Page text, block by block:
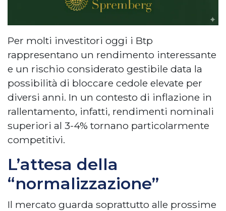
Per molti investitori oggi i Btp
rappresentano un rendimento interessante
e un rischio considerato gestibile data la
possibilità di bloccare cedole elevate per
diversi anni. In un contesto di inflazione in
rallentamento, infatti, rendimenti nominali
superiori al 3-4% tornano particolarmente
competitivi.
L’attesa della
“normalizzazione”
Il mercato guarda soprattutto alle prossime